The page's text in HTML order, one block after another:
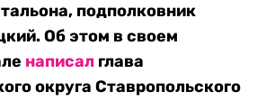
подполковник
Об этом в своем
написал глава
округа Ставропольского